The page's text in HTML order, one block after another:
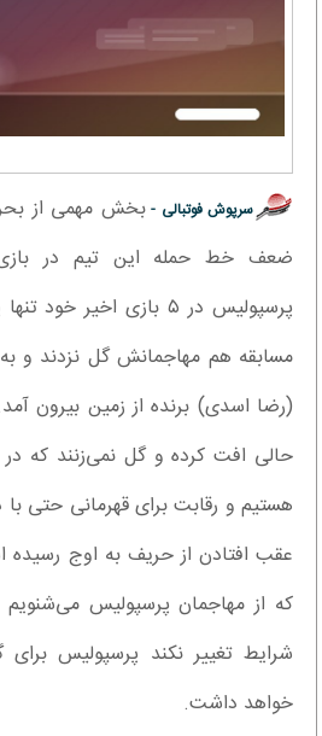
سرپوش فوتبالی -بخش مهمی از
ضعف خط حمله این تیم در
پرسپولیس در ۵ بازی اخیر
مسابقه هم مهاجمانش گل نزدند و
(رضا اسدی) برنده از زمین بیرون
حالی افت کرده و گل نمی‌زنند که
هستیم و رقابت برای قهرمانی حتی
عقب افتادن از حریف به اوج رسیده
که از مهاجمان پرسپولیس
شرایط تغییر نکند پرسپولیس
خواهد داشت.